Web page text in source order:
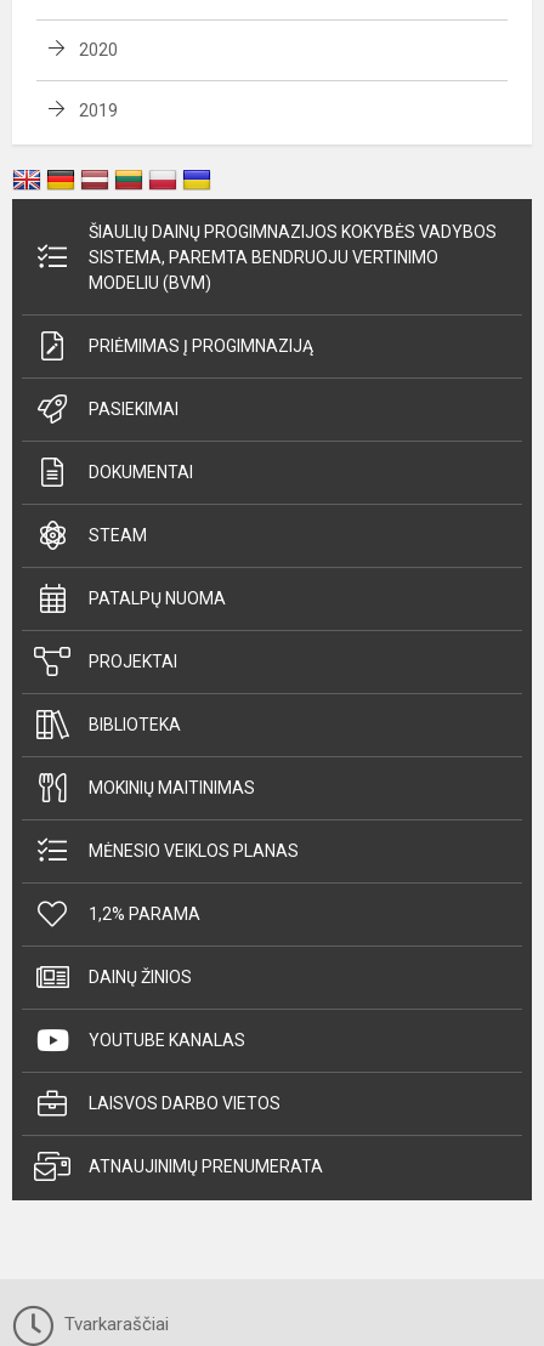
2020
2019
ŠIAULIŲ DAINŲ PROGIMNAZIJOS KOKYBĖS VADYBOS
SISTEMA, PAREMTA BENDRUOJU VERTINIMO
MODELIU (BVM)
PRIĖMIMAS Į PROGIMNAZIJĄ
PASIEKIMAI
DOKUMENTAI
STEAM
PATALPŲ NUOMA
PROJEKTAI
BIBLIOTEKA
MOKINIŲ MAITINIMAS
MĖNESIO VEIKLOS PLANAS
1,2% PARAMA
DAINŲ ŽINIOS
YOUTUBE KANALAS
LAISVOS DARBO VIETOS
ATNAUJINIMŲ PRENUMERATA
Tvarkaraščiai